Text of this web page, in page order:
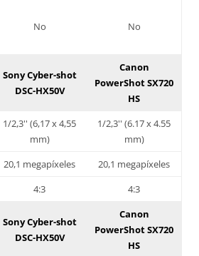
No No
Sony Cyber-shot
DSC-HX50V
Canon
PowerShot SX720
HS
1/2,3'' (6,17 x 4,55
mm)
1/2,3'' (6.17 x 4.55
mm)
20,1 megapíxeles
20,1 megapíxeles
4:3 4:3
Sony Cyber-shot
DSC-HX50V
Canon
PowerShot SX720
HS